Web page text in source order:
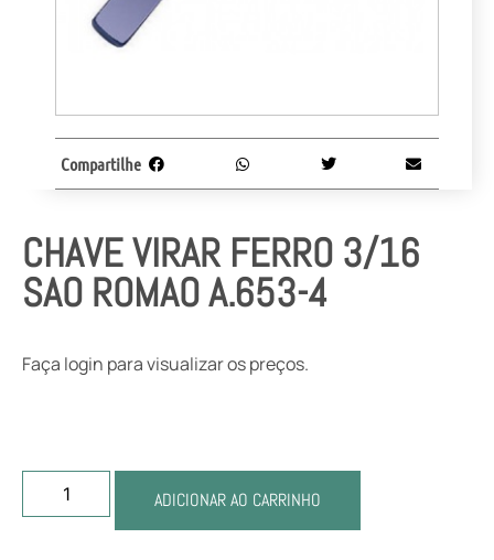
CHAVE VIRAR FERRO 3/16
SAO ROMAO A.653-4
Faça login para visualizar os preços.
ADICIONAR AO CARRINHO
Compartilhe